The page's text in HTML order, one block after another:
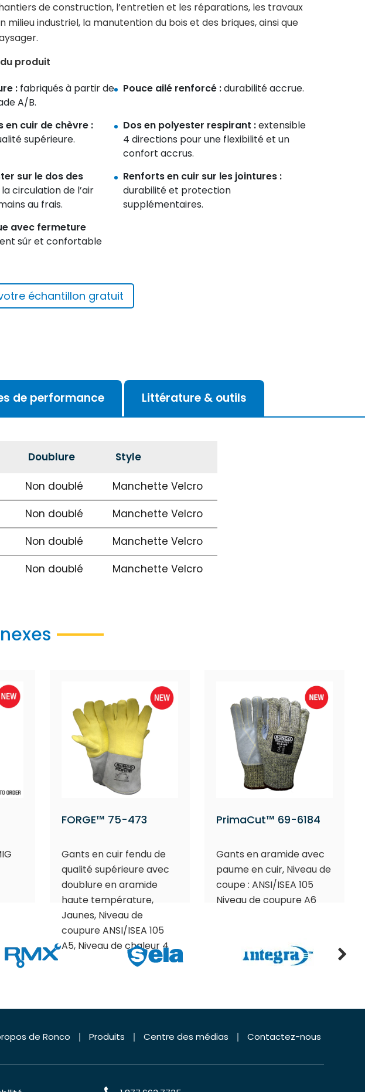
de construction, l’entretien et les réparations, les travaux
milieu industriel, la manutention du bois et des briques, ainsi que
produit
:fabriqués à partir de
A/B.
Pouce ailé renforcé :durabilité accrue.
en cuir de chèvre :
supérieure.
Dos en polyester respirant :extensible
4 directions pour une flexibilité et un
confort accrus.
sur le dos des
circulation de l’air
au frais.
Renforts en cuir sur les jointures :
durabilité et protection
supplémentaires.
avec fermeture
sûr et confortable
échantillon gratuit
de performance Littérature & outils
Doublure Style
Non doublé
Manchette Velcro
Non doublé
Manchette Velcro
Non doublé
Manchette Velcro
Non doublé Manchette Velcro
FORGE™ 75-473
Gants en cuir fendu de
qualité supérieure avec
doublure en aramide
haute température,
Jaunes, Niveau de
coupure ANSI/ISEA 105
A5, Niveau de chaleur 4
PrimaCut™ 69-6184
Gants en aramide avec
paume en cuir, Niveau de
coupe : ANSI/ISEA 105
Niveau de coupure A6
de Ronco Produits Centre des médias Contactez-nous